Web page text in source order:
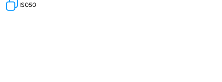
IS050